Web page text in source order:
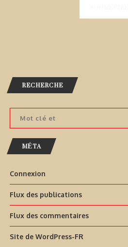
RECHERCHE
MÉTA
Connexion
Flux des publications
Flux des commentaires
Site de WordPress-FR